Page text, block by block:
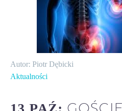
Autor: Piotr Dębicki
Aktualności